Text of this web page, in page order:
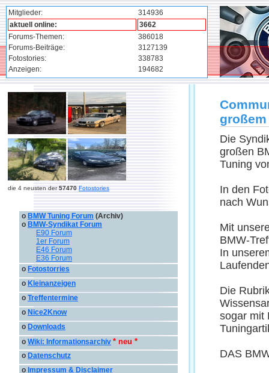
Mitglieder:
314936
aktuell online:
3662
Forums-Themen:
386018
Forums-Beiträge:
3127139
Fotostories:
338783
Anzeigen:
194682
die 4 neusten der57470 Fotostories
o BMW Tuning Forum (Archiv)
o BMW-Syndikat Forum
E90 Forum
1er Forum
E46 Forum
E36 Forum
o Fotostorries
o Kleinanzeigen
o Treffentermine
o Nice2Know
o Downloads
o Wiki: Informationsarchiv * neu *
o Datenschutz
o Impressum & Disclaimer
Die
großen
Tuning
In den
nach
Mit
BMW-
In
Die
sogar mit
DAS